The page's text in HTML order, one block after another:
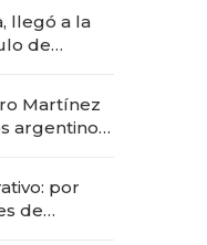
llegó a la
de
Martínez
argentinos
por
de